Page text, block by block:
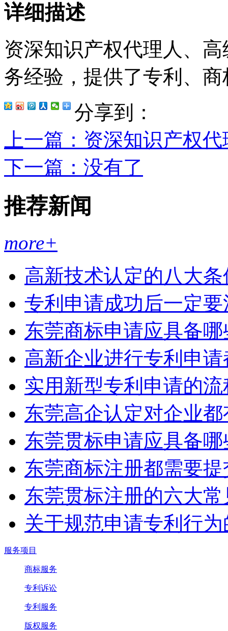
详细描述
资深知识产权代理人、
务经验，提供了专利、
分享到：
上一篇 ：资深知识产权
下一篇 ：没有了
推荐新闻
more+
高新技术认定的八大
专利申请成功后一定
东莞商标申请应具备
高新企业进行专利申
实用新型专利申请的
东莞高企认定对企业
东莞贯标申请应具备
东莞商标注册都需要
东莞贯标注册的六大
关于规范申请专利行
服务项目
商标服务
专利诉讼
专利服务
版权服务